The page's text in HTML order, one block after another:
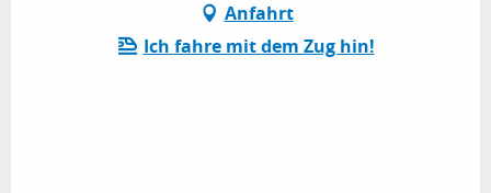
Anfahrt
Ich fahre mit dem Zug hin!